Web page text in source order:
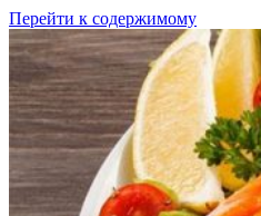
Перейти к содержимому